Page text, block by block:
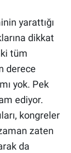
yarattığı
dikkat
tüm
derece
yok. Pek
ediyor.
kongreler
zaten
da